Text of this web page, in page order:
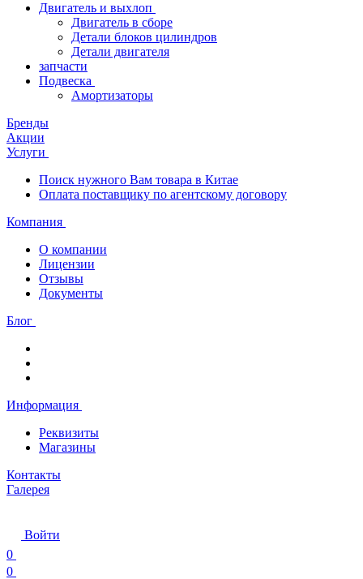
Двигатель и выхлоп
Двигатель в сборе
Детали блоков цилиндров
Детали двигателя
запчасти
Подвеска
Амортизаторы
Бренды
Акции
Услуги
Поиск нужного Вам товара в Китае
Оплата поставщику по агентскому договору
Компания
О компании
Лицензии
Отзывы
Документы
Блог
Информация
Реквизиты
Магазины
Контакты
Галерея
Войти
0
0